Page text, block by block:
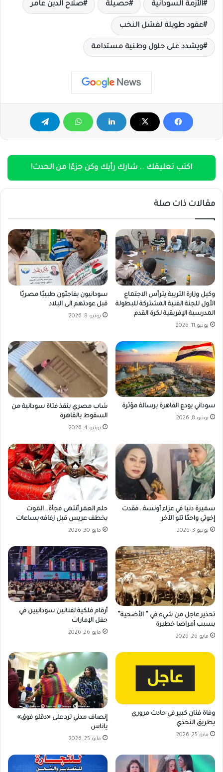
الأزمة السودانية حصيلة صلاح الدين عامر
عقود طويلة لفشل النخب
ويشدد على حلول وطنية مستدامة
اكتب تعليقك .. شارك رأيك وكن جزءًا من الحدث!
مقالات ذات صلة
وكيل وزارة التربية يترأس الاجتماع
الأول للجنة الفنية المشتركة للبطولة
المدرسية الإفريقية لكرة القدم
يونيو 11, 2026
سودانيون يفاجئون طبيبًا مصريًا
قبل عودتهم الى البلاد
يونيو 8, 2026
سوداني يودع القاهرة برسالة مؤثرة
يونيو 8, 2026
شاب مصري ينقذ فتاة سودانية من
السقوط بالقاهرة
يونيو 4, 2026
سميرة دنيا في عزاء أونسة.. فقدت
إخوتي واحدًا تلو الآخر
يونيو 3, 2026
حلم العمر أنتهى فجأة.. الموت
يخطف عريس قبل زفافه بساعات
مايو 30, 2026
تحذير عاجل من شيء في ” الأضحية”
يسبب أمراضا خطيرة
مايو 26, 2026
أرقام فلكية لفنانين سودانيين في
حفل الإمارات
مايو 26, 2026
وفاة فنان كبير في حادث مروري
بطريق التحدي
مايو 25, 2026
إنصاف مدني ترد على «دقلو فوق»
ياناس
مايو 25, 2026